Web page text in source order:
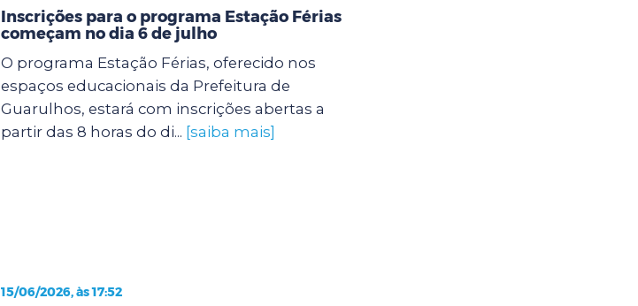
Inscrições para o programa Estação Férias
começam no dia 6 de julho
O programa Estação Férias, oferecido nos
espaços educacionais da Prefeitura de
Guarulhos, estará com inscrições abertas a
partir das 8 horas do di... [saiba mais]
15/06/2026, às 17:52